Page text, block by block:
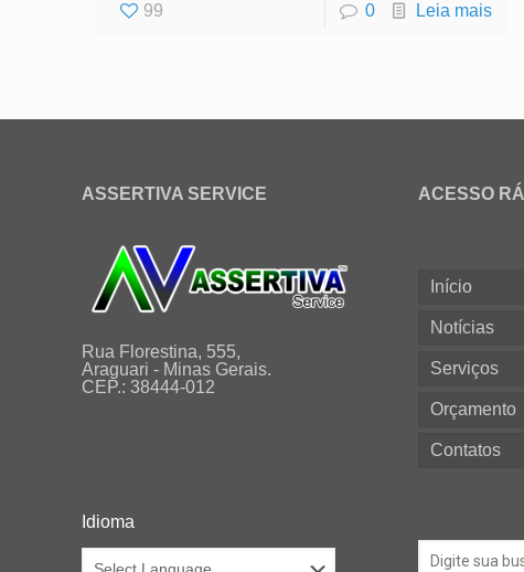
99 0 Leia mais
ASSERTIVA SERVICE
Rua Florestina, 555,
Araguari - Minas Gerais.
CEP.: 38444-012
Idioma
ACESSO
Início
Notícias
Serviços
Orçamento
Contatos